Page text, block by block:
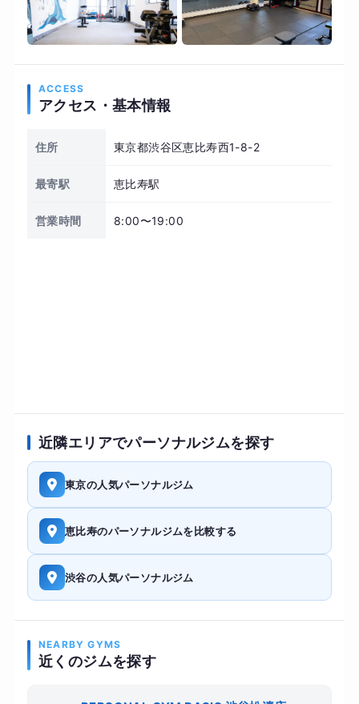
ACCESS
アクセス・基本情報
住所 東京都渋谷区恵比寿西1-8-2
最寄駅 恵比寿駅
営業時間 8:00〜19:00
近隣エリアでパーソナルジムを探す
東京の人気パーソナルジム
恵比寿のパーソナルジムを比較する
渋谷の人気パーソナルジム
NEARBY GYMS
近くのジムを探す